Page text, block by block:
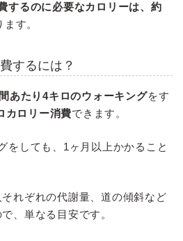
するのに必要なカロリーは、約
ます。
するには？
あたり4キロのウォーキングをす
カロリー消費できます。
をしても、1ヶ月以上かかること
れぞれの代謝量、道の傾斜など
、単なる目安です。